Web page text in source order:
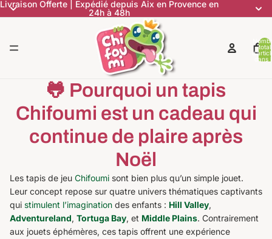
Livraison Offerte | Expédié depuis Aix en Provence en
24h à 48h
total
dans
🐸 Pourquoi un tapis
Chifoumi est un cadeau qui
continue de plaire après
Noël
Les tapis de jeu Chifoumi sont bien plus qu’un simple jouet.
Leur concept repose sur quatre univers thématiques captivants
qui stimulent l’imagination des enfants : Hill Valley,
Adventureland, Tortuga Bay, et Middle Plains. Contrairement
aux jouets éphémères, ces tapis offrent une expérience